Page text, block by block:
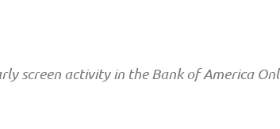
screen activity in the Bank of America